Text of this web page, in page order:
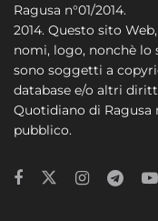
Ragusa n°01/2014.
2014. Questo sito
nomi, logo, nonchè lo
sono soggetti a
database e/o altri
Quotidiano di
pubblico.